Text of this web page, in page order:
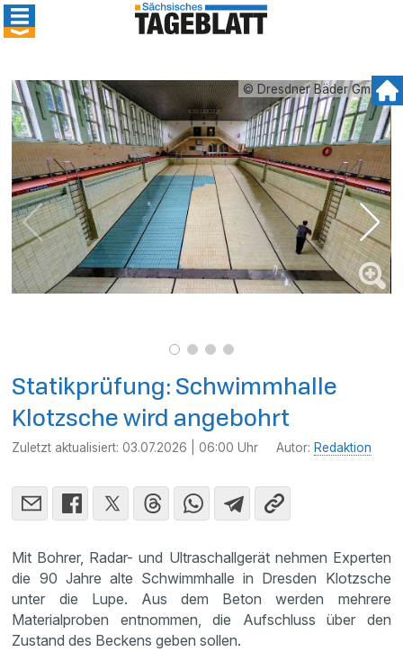
© Dresdner Bäder GmbH
Statikprüfung: Schwimmhalle
Klotzsche wird angebohrt
Zuletzt aktualisiert:03.07.2026 | 06:00 Uhr Autor: Redaktion
Mit Bohrer, Radar- und Ultraschallgerät nehmen Experten
die 90 Jahre alte Schwimmhalle in Dresden Klotzsche
unter die Lupe. Aus dem Beton werden mehrere
Materialproben entnommen, die Aufschluss über den
Zustand des Beckens geben sollen.